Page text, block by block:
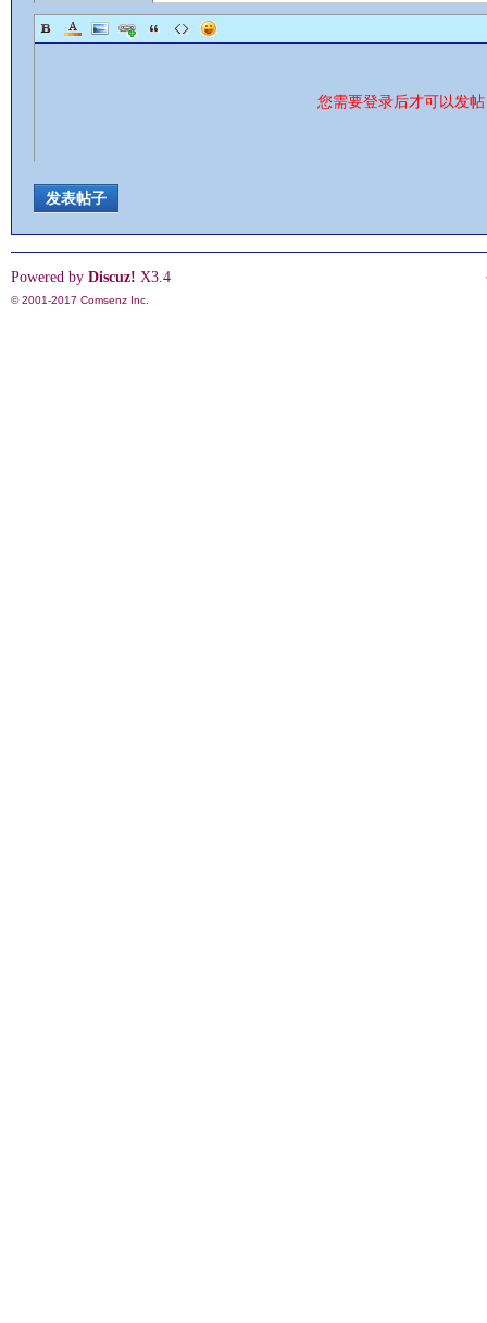
您需要登录后才可以发
发表帖子
Powered by Discuz! X3.4
© 2001-2017 Comsenz Inc.